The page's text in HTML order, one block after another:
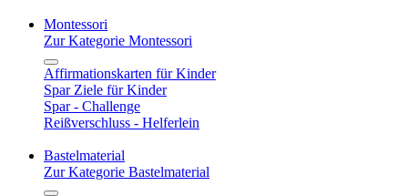
Montessori
Zur Kategorie Montessori
Affirmationskarten für Kinder
Spar Ziele für Kinder
Spar - Challenge
Reißverschluss - Helferlein
Bastelmaterial
Zur Kategorie Bastelmaterial